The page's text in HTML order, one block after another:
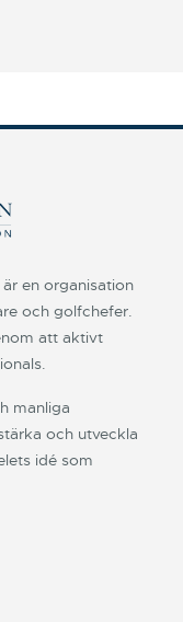
en organisation
och golfchefer.
att aktivt
manliga
och utveckla
idé som